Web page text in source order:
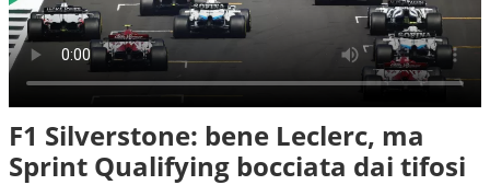
F1 Silverstone: bene Leclerc, ma
Sprint Qualifying bocciata dai tifosi